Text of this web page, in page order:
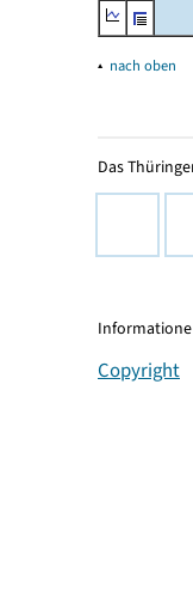
▴ nach oben
Das
Copyright